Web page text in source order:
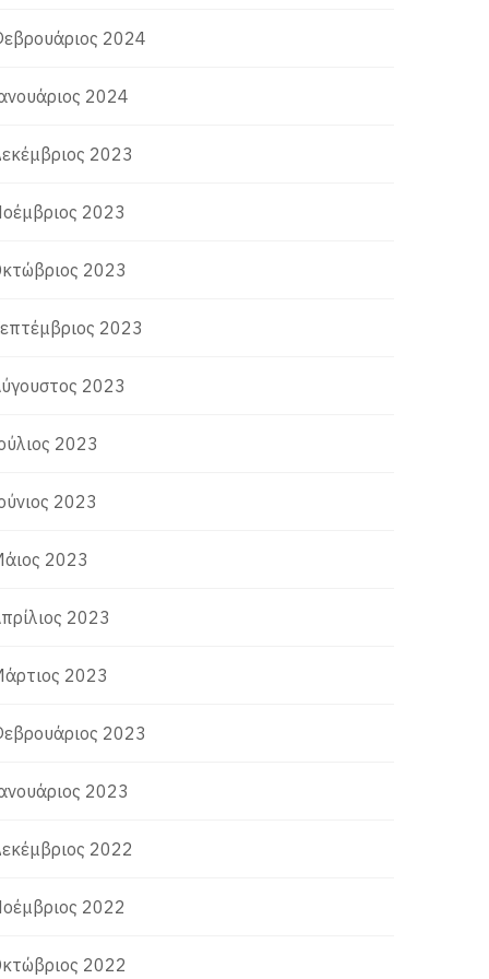
2024
2024
2023
2023
2023
2023
2023
2023
2023
2023
2023
2023
2023
2023
2022
2022
2022